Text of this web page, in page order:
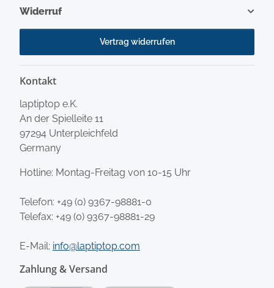
Widerruf
Vertrag widerrufen
Kontakt
laptiptop e.K.
An der Spielleite 11
97294 Unterpleichfeld
Germany
Hotline: Montag-Freitag von 10-15 Uhr
Telefon: +49 (0) 9367-98881-0
Telefax: +49 (0) 9367-98881-29
E-Mail: info@laptiptop.com
Zahlung & Versand